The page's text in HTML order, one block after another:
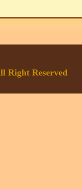
Right Reserved